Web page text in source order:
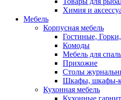
Химия и
Мебель
Корпусная мебель
Гостиные,
Комоды
Мебель для
Прихожие
Столы
Шкафы, шкафы-
Кухонная мебель
Кухонные